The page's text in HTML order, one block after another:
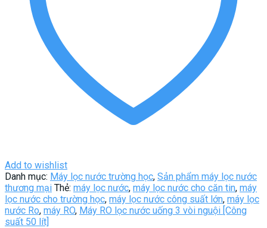
Add to wishlist
Danh mục: Máy lọc nước trường học, Sản phẩm máy lọc nước
thương mại Thẻ: máy lọc nước, máy lọc nước cho căn tin, máy
lọc nước cho trường học, máy lọc nước công suất lớn, máy lọc
nước Ro, máy RO, Máy RO lọc nước uống 3 vòi nguội [Công
suất 50 lít]